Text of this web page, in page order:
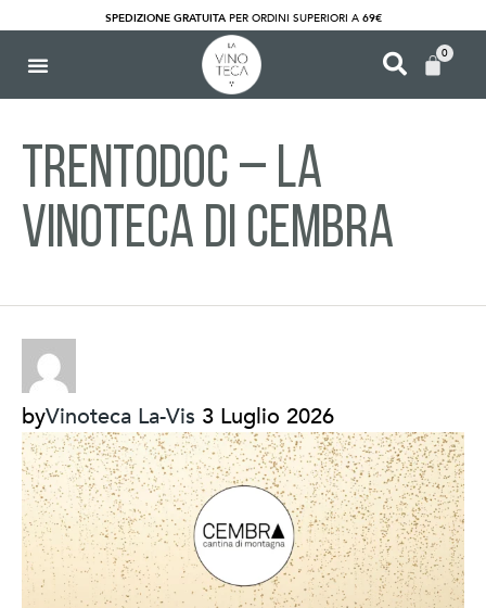
SPEDIZIONE GRATUITAPER ORDINI SUPERIORI A 69€
0
TRENTODOC – La
Vinoteca di CEMBRA
byVinoteca La-Vis 3 Luglio 2026